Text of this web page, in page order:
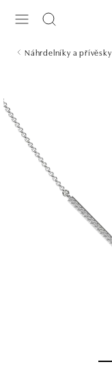
Náhrdelníky a přívěsky